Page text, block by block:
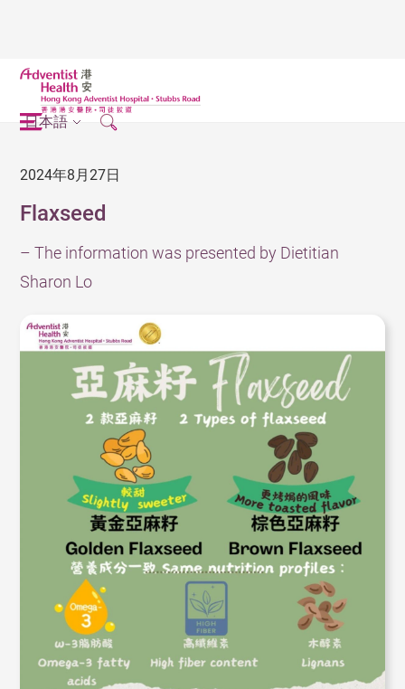
日本語
2024年8月27日
Flaxseed
– The information was presented by Dietitian
Sharon Lo